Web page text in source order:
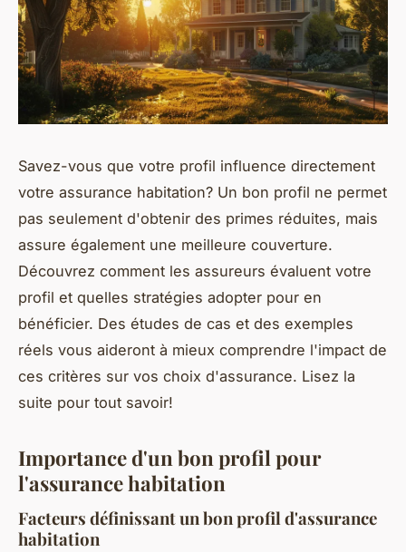
Savez-vous que votre profil influence directement
votre assurance habitation? Un bon profil ne permet
pas seulement d'obtenir des primes réduites, mais
assure également une meilleure couverture.
Découvrez comment les assureurs évaluent votre
profil et quelles stratégies adopter pour en
bénéficier. Des études de cas et des exemples
réels vous aideront à mieux comprendre l'impact de
ces critères sur vos choix d'assurance. Lisez la
suite pour tout savoir!
Importance d'un bon profil pour
l'assurance habitation
Facteurs définissant un bon profil d'assurance
habitation